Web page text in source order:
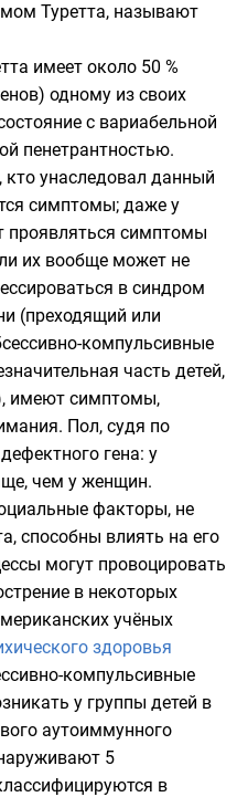
Туретта, называют
имеет около 50 %
одному из своих
с вариабельной
пенетрантностью.
унаследовал данный
симптомы; даже у
проявляться симптомы
их вообще может не
в синдром
(преходящий или
компульсивные
часть детей,
имеют симптомы,
Пол, судя по
гена: у
чем у женщин.
факторы, не
способны влиять на его
могут провоцировать
в некоторых
учёных
здоровья
компульсивные
у группы детей в
аутоиммунного
5
в